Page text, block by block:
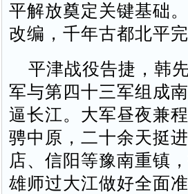
平解放奠定关键基础
改编，千年古都北平
平津战役告捷，韩
军与第四十三军组成
逼长江。大军昼夜兼
骋中原，二十余天挺
店、信阳等豫南重镇
雄师过大江做好全面准